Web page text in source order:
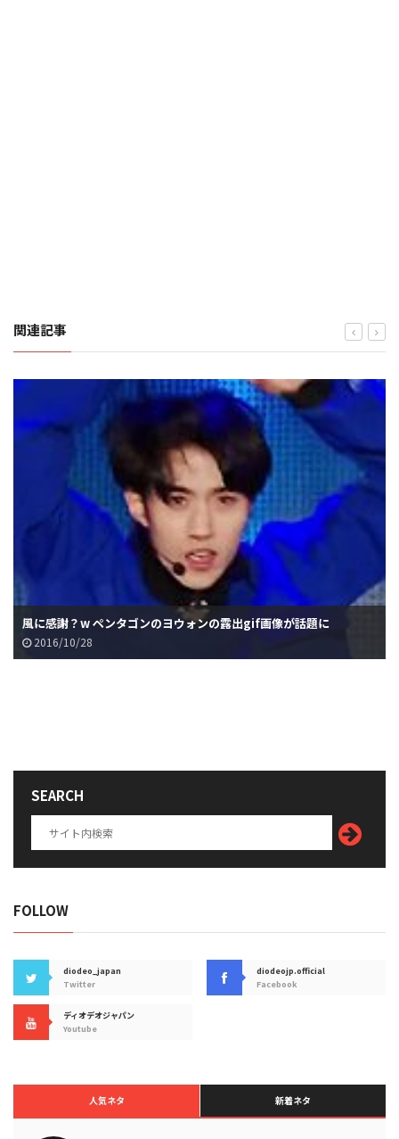
関連記事
風に感謝？w ペンタゴンのヨウォンの露出gif画像が話題に
2016/10/28
SEARCH
FOLLOW
diodeo_japan
Twitter
diodeojp.official
Facebook
ディオデオジャパン
Youtube
人気ネタ 新着ネタ